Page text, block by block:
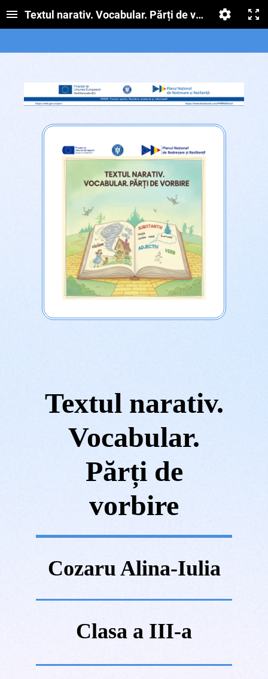
Textul narativ. Vocabular. Părți de vorbire
Textul narativ.
Vocabular.
Părți de
vorbire
Cozaru Alina-Iulia
Clasa a III-a